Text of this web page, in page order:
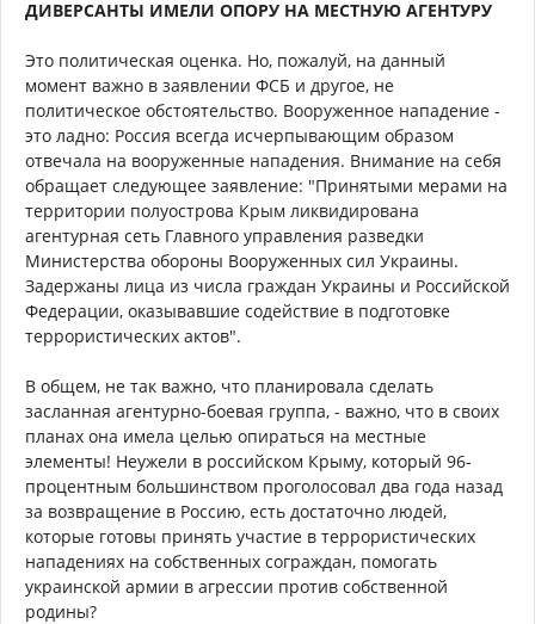
ДИВЕРСАНТЫ ИМЕЛИ ОПОРУ НА МЕСТНУЮ АГЕНТУРУ
Это политическая оценка. Но, пожалуй, на данный
момент важно в заявлении ФСБ и другое, не
политическое обстоятельство. Вооруженное нападение -
это ладно: Россия всегда исчерпывающим образом
отвечала на вооруженные нападения. Внимание на себя
обращает следующее заявление: "Принятыми мерами на
территории полуострова Крым ликвидирована
агентурная сеть Главного управления разведки
Министерства обороны Вооруженных сил Украины.
Задержаны лица из числа граждан Украины и Российской
Федерации, оказывавшие содействие в подготовке
террористических актов".
В общем, не так важно, что планировала сделать
засланная агентурно-боевая группа, - важно, что в своих
планах она имела целью опираться на местные
элементы! Неужели в российском Крыму, который 96-
процентным большинством проголосовал два года назад
за возвращение в Россию, есть достаточно людей,
которые готовы принять участие в террористических
нападениях на собственных сограждан, помогать
украинской армии в агрессии против собственной
родины?